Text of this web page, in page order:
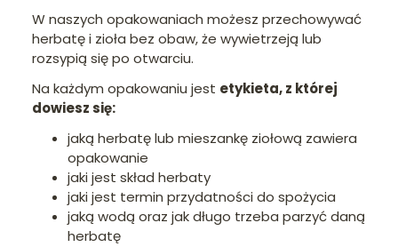
W naszych opakowaniach możesz przechowywać
herbatę i zioła bez obaw, że wywietrzeją lub
rozsypią się po otwarciu.
Na każdym opakowaniu jest etykieta, z której
dowiesz się:
jaką herbatę lub mieszankę ziołową zawiera
opakowanie
jaki jest skład herbaty
jaki jest termin przydatności do spożycia
jaką wodą oraz jak długo trzeba parzyć daną
herbatę